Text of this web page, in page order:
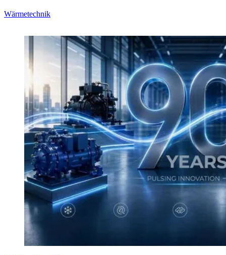
Wärmetechnik